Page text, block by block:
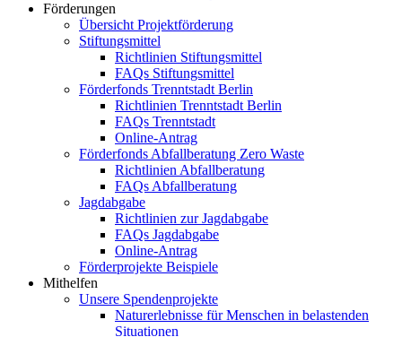
Förderungen
Übersicht Projektförderung
Stiftungsmittel
Richtlinien Stiftungsmittel
FAQs Stiftungsmittel
Förderfonds Trenntstadt Berlin
Richtlinien Trenntstadt Berlin
FAQs Trenntstadt
Online-Antrag
Förderfonds Abfallberatung Zero Waste
Richtlinien Abfallberatung
FAQs Abfallberatung
Jagdabgabe
Richtlinien zur Jagdabgabe
FAQs Jagdabgabe
Online-Antrag
Förderprojekte Beispiele
Mithelfen
Unsere Spendenprojekte
Naturerlebnisse für Menschen in belastenden
Situationen